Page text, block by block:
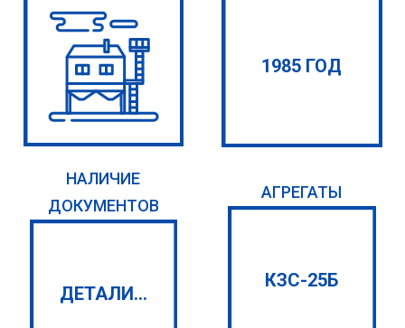
1985 ГОД
НАЛИЧИЕ
ДОКУМЕНТОВ
ДЕТАЛИ...
АГРЕГАТЫ
КЗС-25Б